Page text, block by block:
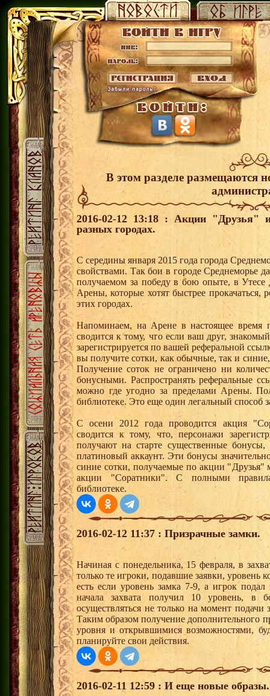
В этом разделе размещаются
2016-02-12 13:18 : Акции
разных городах.
С середины января 2015 года города
свойствами. Так бои в городе Среднеморье
получаемом за победу в бою опыте, в
Арены, которые хотят быстрее прокачаться,
этих городах.
Напоминаем, на Арене в настоящее время
сводится к тому, что если ваш друг,
зарегистрируется по вашей реферальной
вы получите сотки, как обычные, так и
Получение соток не ограничено ни
бонусными. Распространять реферальные
можно где угодно за пределами Арены.
библиотеке. Это еще один легальный способ
С осени 2012 года проводится акция
сводится к тому, что, персонажи
получают на старте существенные
платиновый аккаунт. Эти бонусы
синие сотки, получаемые по акции "Друзья"
акции "Соратники". С полными
библиотеке.
2016-02-12 11:37 : Призрачные замки.
Начиная с понедельника, 15 февраля, в
только те игроки, подавшие заявки, уровень
есть если уровень замка 7-9, а игрок
начала захвата получил 10 уровень, в
осуществляться не только на момент подачи
Таким образом получение дополнительного
уровня и открывшимися возможностями,
планируйте свои действия.
2016-02-11 12:59 : И еще новые образы.